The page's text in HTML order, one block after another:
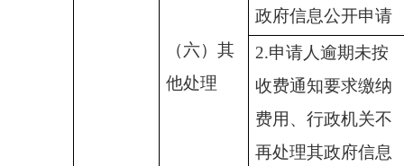
（六）其
他处理
政府信息公开申请
2.申请人逾期未按
收费通知要求缴纳
费用、行政机关不
再处理其政府信息